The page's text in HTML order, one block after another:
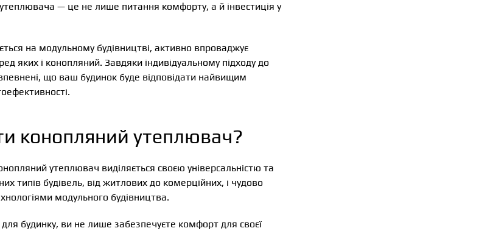
— це не лише питання комфорту, а й інвестиція у
на модульному будівництві, активно впроваджує
яких і конопляний. Завдяки індивідуальному підходу до
що ваш будинок буде відповідати найвищим
конопляний утеплювач?
утеплювач виділяється своєю універсальністю та
типів будівель, від житлових до комерційних, і чудово
модульного будівництва.
будинку, ви не лише забезпечуєте комфорт для своєї